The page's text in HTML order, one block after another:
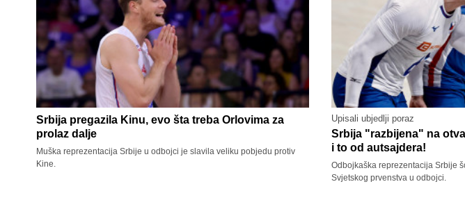
Srbija pregazila Kinu, evo šta treba Orlovima za
prolaz dalje
Muška reprezentacija Srbije u odbojci je slavila veliku pobjedu protiv
Kine.
Upisali ubjedlji poraz
Srbija "razbijena" na
i to od autsajdera!
Odbojkaška reprezentacija Srbije
Svjetskog prvenstva u odbojci.